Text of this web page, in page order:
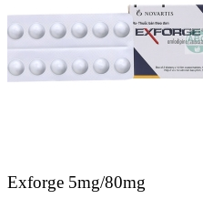
Exforge 5mg/80mg